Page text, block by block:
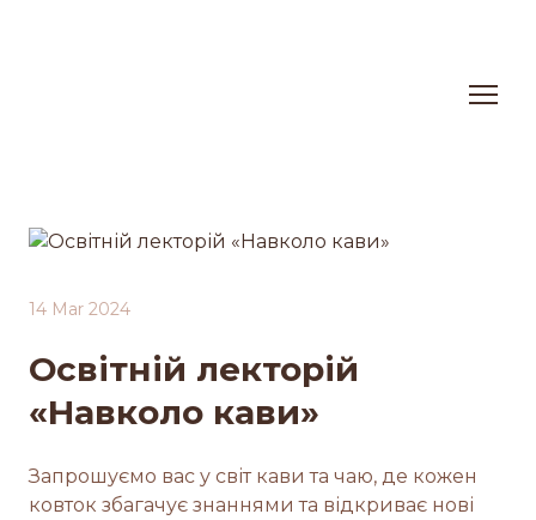
14 Mar 2024
Освітній лекторій
«Навколо кави»
Запрошуємо вас у світ кави та чаю, де кожен
ковток збагачує знаннями та відкриває нові